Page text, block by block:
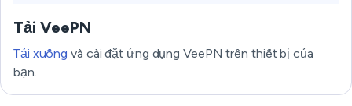
Tải VeePN
Tải xuống và cài đặt ứng dụng VeePN trên thiết bị của
bạn.